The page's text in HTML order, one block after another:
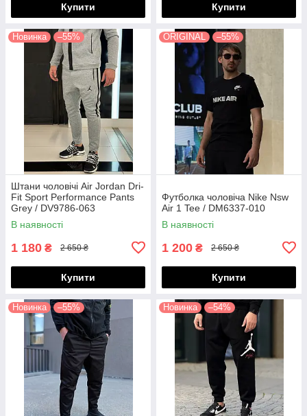
Купити Купити
Новинка –55%
Штани чоловічі Air Jordan Dri-
Fit Sport Performance Pants
Grey / DV9786-063
В наявності
1 180 ₴ 2 650 ₴
Купити
ORIGINAL –55%
Футболка чоловіча Nike Nsw
Air 1 Tee / DM6337-010
В наявності
1 200 ₴ 2 650 ₴
Купити
Новинка –55% Новинка –54%